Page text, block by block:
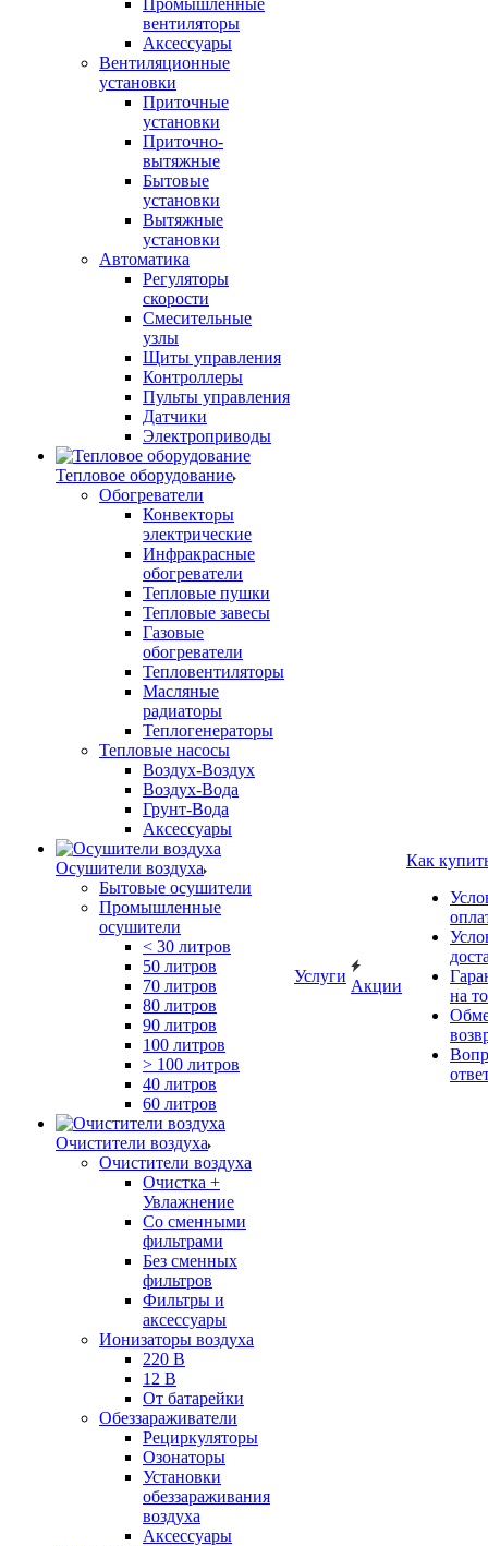
Промышленные
вентиляторы
Аксессуары
Вентиляционные
установки
Приточные
установки
Приточно-
вытяжные
Бытовые
установки
Вытяжные
установки
Автоматика
Регуляторы
скорости
Смесительные
узлы
Щиты управления
Контроллеры
Пульты управления
Датчики
Электроприводы
Тепловое оборудование
Обогреватели
Конвекторы
электрические
Инфракрасные
обогреватели
Тепловые пушки
Тепловые завесы
Газовые
обогреватели
Тепловентиляторы
Масляные
радиаторы
Теплогенераторы
Тепловые насосы
Воздух-Воздух
Воздух-Вода
Грунт-Вода
Аксессуары
Осушители воздуха
Бытовые осушители
Промышленные
осушители
< 30 литров
50 литров
70 литров
80 литров
90 литров
100 литров
> 100 литров
40 литров
60 литров
Очистители воздуха
Очистители воздуха
Очистка +
Увлажнение
Cо сменными
фильтрами
Без сменных
фильтров
Фильтры и
аксессуары
Ионизаторы воздуха
220 В
12 В
От батарейки
Обеззараживатели
Рециркуляторы
Озонаторы
Установки
обеззараживания
воздуха
Аксессуары
Услуги
Акции
Как
на